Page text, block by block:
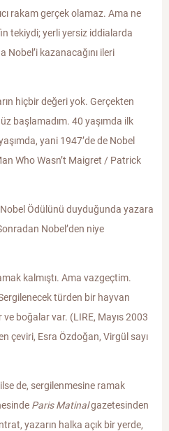
rakam gerçek olamaz. Ama ne
tekiydi; yerli yersiz iddialarda
Nobel’i kazanacağını ileri
hiçbir değeri yok. Gerçekten
başlamadım. 40 yaşımda ilk
yani 1947’de de Nobel
Who Wasn’t Maigret / Patrick
Nobel Ödülünü duyduğunda yazara
Nobel’den niye
kalmıştı. Ama vazgeçtim.
türden bir hayvan
boğalar var. (LIRE, Mayıs 2003
çeviri, Esra Özdoğan, Virgül sayı
de, sergilenmesine ramak
Paris Matinalgazetesinden
yazarın halka açık bir yerde,